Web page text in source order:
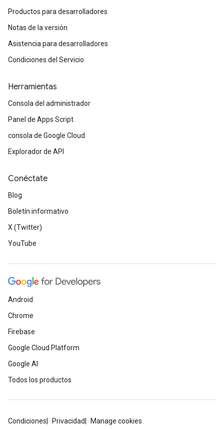
Productos para desarrolladores
Notas de la versión
Asistencia para desarrolladores
Condiciones del Servicio
Herramientas
Consola del administrador
Panel de Apps Script
consola de Google Cloud
Explorador de API
Conéctate
Blog
Boletín informativo
X (Twitter)
YouTube
Android
Chrome
Firebase
Google Cloud Platform
Google AI
Todos los productos
Condiciones Privacidad Manage cookies